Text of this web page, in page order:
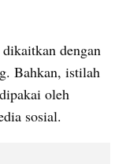
dengan
Bahkan, istilah
oleh
sosial.